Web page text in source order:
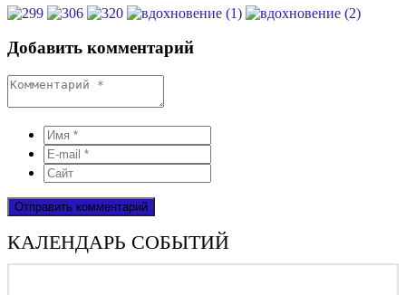
Добавить комментарий
КАЛЕНДАРЬ СОБЫТИЙ